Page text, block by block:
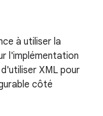
à utiliser la
l'implémentation
XML pour
côté